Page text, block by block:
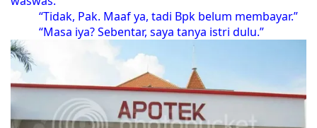
“Tidak, Pak. Maaf ya, tadi Bpk belum membayar.”
“Masa iya? Sebentar, saya tanya istri dulu.”